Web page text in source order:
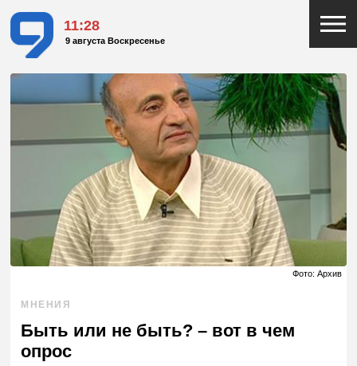
11:28
9 августа Воскресенье
Фото: Архив
МНЕНИЯ
Быть или не быть? – вот в чем
опрос